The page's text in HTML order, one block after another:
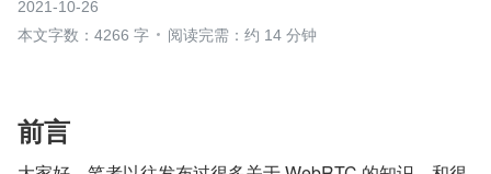
2021-10-26
本文字数：4266 字
阅读完需：约 14 分钟
前言